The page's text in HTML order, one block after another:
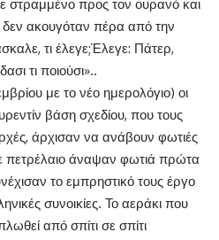
στραμμένο προς τον ουρανό και
δεν ακουγόταν πέρα από την
τι έλεγε;Έλεγε: Πάτερ,
τι ποιούσι»..
με το νέο ημερολόγιο) οι
βάση σχεδίου, που τους
άρχισαν να ανάβουν φωτιές
πετρέλαιο άναψαν φωτιά πρώτα
το εμπρηστικό τους έργο
συνοικίες. Το αεράκι που
από σπίτι σε σπίτι